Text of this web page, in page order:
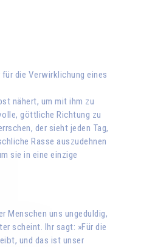
die Verwirklichung eines
nähert, um mit ihm zu
göttliche Richtung zu
der sieht jeden Tag,
Rasse auszudehnen
sie in eine einzige
Menschen uns ungeduldig,
scheint. Ihr sagt: »Für die
und das ist unser